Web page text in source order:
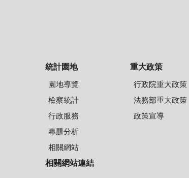
統計園地
園地導覽
檢察統計
行政服務
專題分析
相關網站
重大政策
行政院重大政策
法務部重大政策
政策宣導
相關網站連結